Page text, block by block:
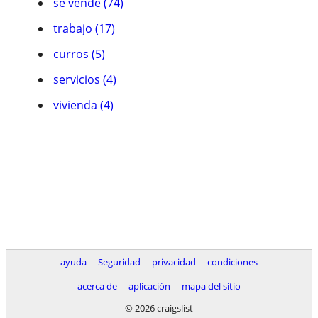
trabajo (17)
curros (5)
servicios (4)
vivienda (4)
ayuda Seguridad privacidad
condiciones
acerca de
aplicación
mapa del sitio
© 2026 craigslist